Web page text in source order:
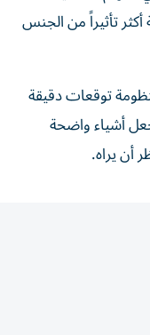
أكثر تأثيراً من الجنس
توقعات دقيقة
أشياء واضحة
أن يراه.